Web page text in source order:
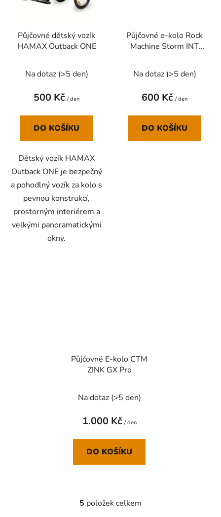
Půjčovné dětský vozík
HAMAX Outback ONE
Na dotaz (>5 den)
500 Kč / den
DO KOŠÍKU
Dětský vozík HAMAX
Outback ONE je bezpečný
a pohodlný vozík za kolo s
pevnou konstrukcí,
prostorným interiérem a
velkými panoramatickými
okny.
Půjčovné e-kolo Rock
Machine Storm INT
Na dotaz (>5 den)
600 Kč / den
DO KOŠÍKU
Půjčovné E-kolo CTM
ZINK GX Pro
Na dotaz (>5 den)
1.000 Kč / den
DO KOŠÍKU
O
5 položek celkem